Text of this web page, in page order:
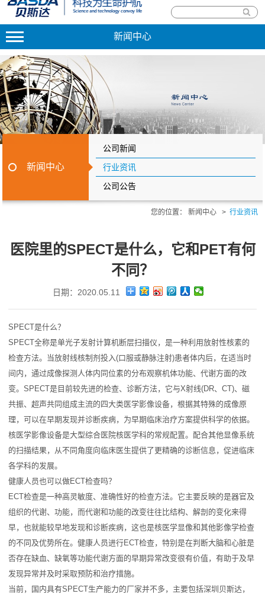
新闻中心
新闻中心
公司新闻
行业资讯
公司公告
您的位置： 新闻中心 > 行业资讯
医院里的SPECT是什么，它和PET有何
不同？
日期：2020.05.11
SPECT是什么？
SPECT全称是单光子发射计算机断层扫描仪，是一种利用放射性核素的
检查方法。当放射线核制剂投入(口服或静脉注射)患者体内后，在适当时
间内，通过成像探测人体内同位素的分布观察机体功能、代谢方面的改
变。SPECT是目前较先进的检查、诊断方法，它与X射线(DR、CT)、磁
共振、超声共同组成主流的四大类医学影像设备，根据其特殊的成像原
理，可以在早期发现并诊断疾病，为早期临床治疗方案提供科学的依据。
核医学影像设备是大型综合医院核医学科的常规配置。配合其他显像系统
的扫描结果，从不同角度向临床医生提供了更精确的诊断信息，促进临床
各学科的发展。
健康人员也可以做ECT检查吗？
ECT检查是一种高灵敏度、准确性好的检查方法。它主要反映的是器官及
组织的代谢、功能，而代谢和功能的改变往往比结构、解剖的变化来得
早，也就能较早地发现和诊断疾病，这也是核医学显像和其他影像学检查
的不同及优势所在。健康人员进行ECT检查，特别是在判断大脑和心脏是
否存在缺血、缺氧等功能代谢方面的早期异常改变很有价值，有助于及早
发现异常并及时采取预防和治疗措施。
当前，国内具有SPECT生产能力的厂家并不多，主要包括深圳贝斯达，